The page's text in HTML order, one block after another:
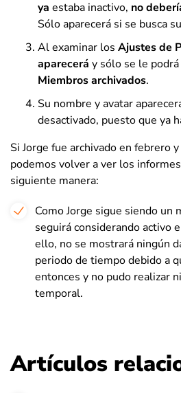
ya estaba inactivo, no
Sólo aparecerá si se busca
Al examinar los Ajustes de
aparecerá y sólo se le
Miembros archivados.
Su nombre y avatar
desactivado, puesto que ya
Si Jorge fue archivado en febrero
podemos volver a ver los
siguiente manera:
Como Jorge sigue siendo un
seguirá considerando activo
ello, no se mostrará ningún
periodo de tiempo debido a
entonces y no pudo realizar
temporal.
Artículos